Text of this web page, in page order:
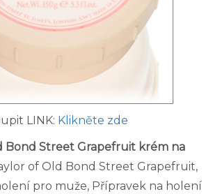
LINK: Klikněte zde
Bond Street Grapefruit krém na
of Old Bond Street Grapefruit,
pro muže, Přípravek na holení